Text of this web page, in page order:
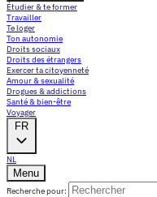
Étudier & te former
Travailler
Te loger
Ton autonomie
Droits sociaux
Droits des étrangers
Exercer ta citoyenneté
Amour & sexualité
Drogues & addictions
Santé & bien-être
Voyager
FR
NL
Menu
Recherche pour: